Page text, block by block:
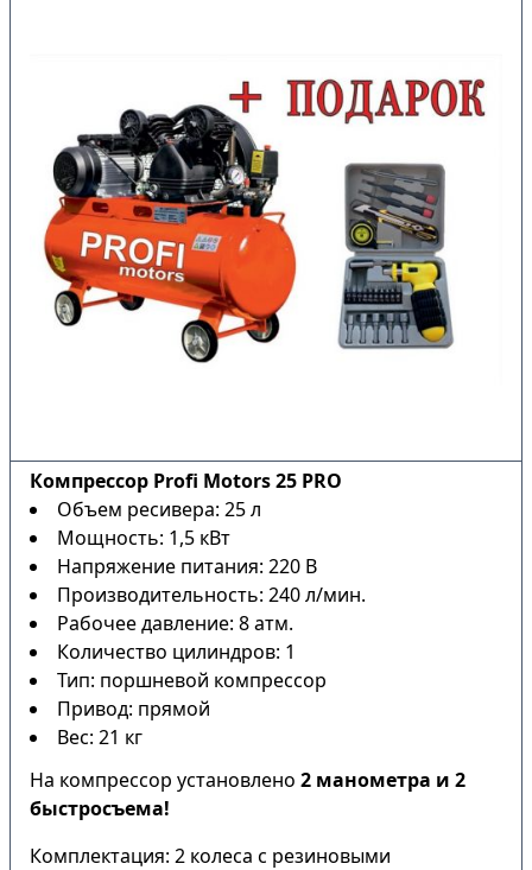
Компрессор Profi Motors 25 PRO
Объем ресивера: 25 л
Мощность: 1,5 кВт
Напряжение питания: 220 В
Производительность: 240 л/мин.
Рабочее давление: 8 атм.
Количество цилиндров: 1
Тип: поршневой компрессор
Привод: прямой
Вес: 21 кг
На компрессор установлено 2 манометра и 2
быстросъема!
Комплектация: 2 колеса с резиновыми